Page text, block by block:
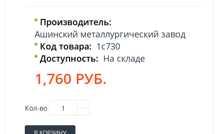
Производитель:
Ашинский металлургический завод
Код товара: 1с730
Доступность: На складе
1,760 РУБ.
Кол-во